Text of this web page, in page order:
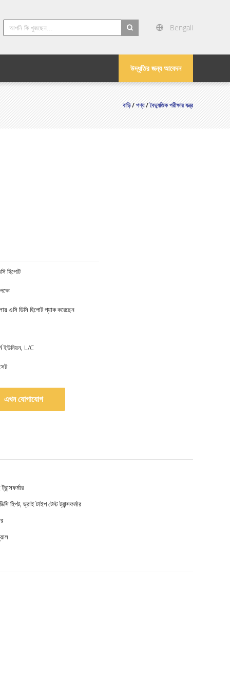
Bengali
উদ্ধৃতির জন্য আবেদন
বাড়ি/পণ্য/বৈদ্যুতিক পরীক্ষার যন্ত্র
হিপোট
এসি ডিসি হিপোট প্যাক করেছেন
ইউনিয়ন, L/C
এখন যোগাযোগ
হিপট, ড্রাই টাইপ টেস্ট ট্রান্সফর্মার